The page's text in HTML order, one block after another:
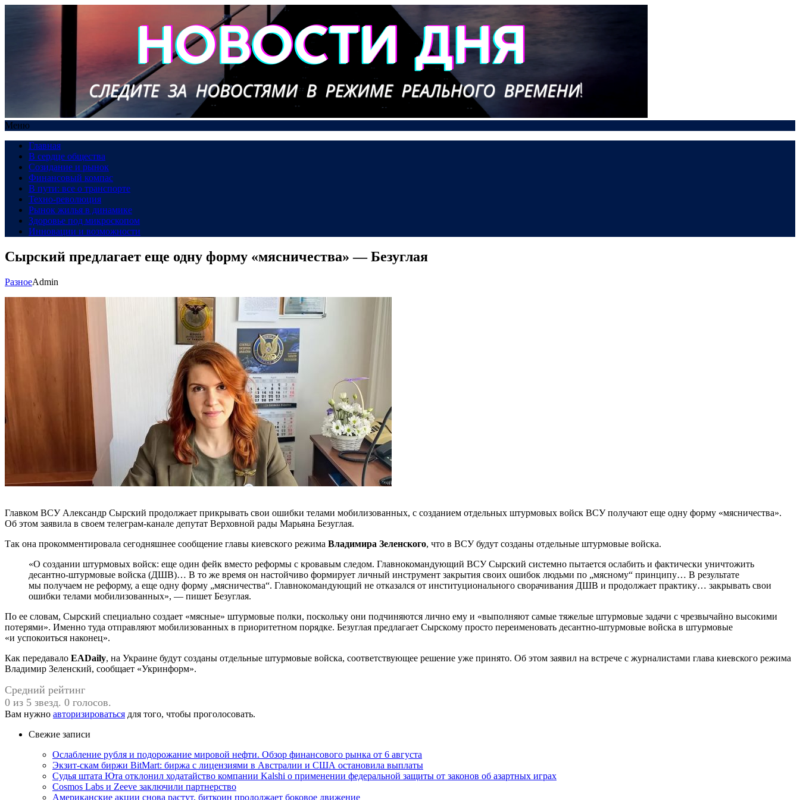
Меню
Главная
В сердце общества
Созидание и рынок
Финансовый компас
В пути: все о транспорте
Техно-революция
Рынок жилья в динамике
Здоровье под микроскопом
Инновации и возможности
Сырский предлагает еще одну форму «мясничества» — Безуглая
РазноеAdmin
Главком ВСУ Александр Сырский продолжает прикрывать свои ошибки телами мобилизованных, с созданием отдельных штурмовых войск ВСУ получают еще одну форму «мясничества».
Об этом заявила в своем телеграм-канале депутат Верховной рады Марьяна Безуглая.
Так она прокомментировала сегодняшнее сообщение главы киевского режима Владимира Зеленского, что в ВСУ будут созданы отдельные штурмовые войска.
«О создании штурмовых войск: еще один фейк вместо реформы с кровавым следом. Главнокомандующий ВСУ Сырский системно пытается ослабить и фактически уничтожить
десантно-штурмовые войска (ДШВ)… В то же время он настойчиво формирует личный инструмент закрытия своих ошибок людьми по „мясному“ принципу… В результате
мы получаем не реформу, а еще одну форму „мясничества“. Главнокомандующий не отказался от институционального сворачивания ДШВ и продолжает практику… закрывать свои
ошибки телами мобилизованных», — пишет Безуглая.
По ее словам, Сырский специально создает «мясные» штурмовые полки, поскольку они подчиняются лично ему и «выполняют самые тяжелые штурмовые задачи с чрезвычайно высокими
потерями». Именно туда отправляют мобилизованных в приоритетном порядке. Безуглая предлагает Сырскому просто переименовать десантно-штурмовые войска в штурмовые
«и успокоиться наконец».
Как передавало EADaily, на Украине будут созданы отдельные штурмовые войска, соответствующее решение уже принято. Об этом заявил на встрече с журналистами глава киевского режима
Владимир Зеленский, сообщает «Укринформ».
Средний рейтинг
0 из 5 звезд. 0 голосов.
Вам нужно авторизироваться для того, чтобы проголосовать.
Свежие записи
Ослабление рубля и подорожание мировой нефти. Обзор финансового рынка от 6 августа
Экзит-скам биржи BitMart: биржа с лицензиями в Австралии и США остановила выплаты
Судья штата Юта отклонил ходатайство компании Kalshi о применении федеральной защиты от законов об азартных играх
Cosmos Labs и Zeeve заключили партнерство
Американские акции снова растут, биткоин продолжает боковое движение